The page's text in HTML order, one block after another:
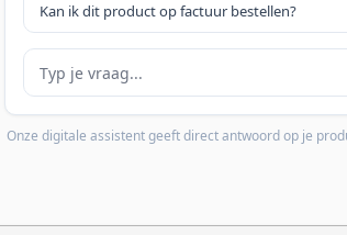
Kan ik dit product op factuur bestellen?
Je vraag
Onze digitale assistent geeft direct antwoord op je